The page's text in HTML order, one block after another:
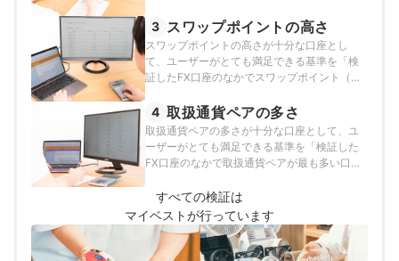
2026年7月7日時点の情報をもとに検証を行な
っています。
3 スワップポイントの高さ
スワップポイントの高さが十分な口座とし
て、ユーザーがとても満足できる基準を「検
証したFX口座のなかでスワップポイント（買
FX口座の検証を行いました。2026年7月7日時
点の情報をもとに検証を行なっています。
4 取扱通貨ペアの多さ
取扱通貨ペアの多さが十分な口座として、ユ
ーザーがとても満足できる基準を「検証した
FX口座のなかで取扱通貨ペアが最も多い口
いました。2026年7月7日時点の情報をもとに
検証を行なっています。
すべての検証は
マイベストが行っています